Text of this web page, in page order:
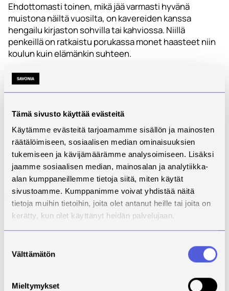
Tämä sivusto käyttää evästeitä
Käytämme evästeitä tarjoamamme sisällön ja mainosten
räätälöimiseen, sosiaalisen median ominaisuuksien
tukemiseen ja kävijämäärämme analysoimiseen. Lisäksi
jaamme sosiaalisen median, mainosalan ja analytiikka-
alan kumppaneillemme tietoja siitä, miten käytät
sivustoamme. Kumppanimme voivat yhdistää näitä
tietoja muihin tietoihin, joita olet antanut heille tai joita on
kerätty, kun olet käyttänyt heidän palvelujaan.
valinta
Välttämätön
Mieltymykset
Ehdottomasti toinen, mikä jää varmasti hyvänä
muistona näiltä vuosilta, on kavereiden kanssa
hengailu kirjaston sohvilla tai kahviossa. Niillä
penkeillä on ratkaistu porukassa monet haasteet niin
koulun kuin elämänkin suhteen.
Mikä oli suurin haasteesi opintojen aikana ja
miten selätit sen?
sovittaminen koulurytmiin oli haastavaa, mutta aina
avoimesti henkilökunnan kanssa keskustelemalla
asioista selvittiin.
Mikä on tärkein taito, jonka olet oppinut
korkeakouluopinnoissasi?
Ammatillisten taitojen ja tietojen lisäksi
opiskeluvuodet kehitti etänä toteutettavassa
ryhmätyöskentelyssä. Varsinkin ensimmäisiä
lukuvuosia varjostanut Covid pakotti toteuttamaan
osan ryhmätehtävistä etäyhteyksin.
valmistumisen jälkeen?